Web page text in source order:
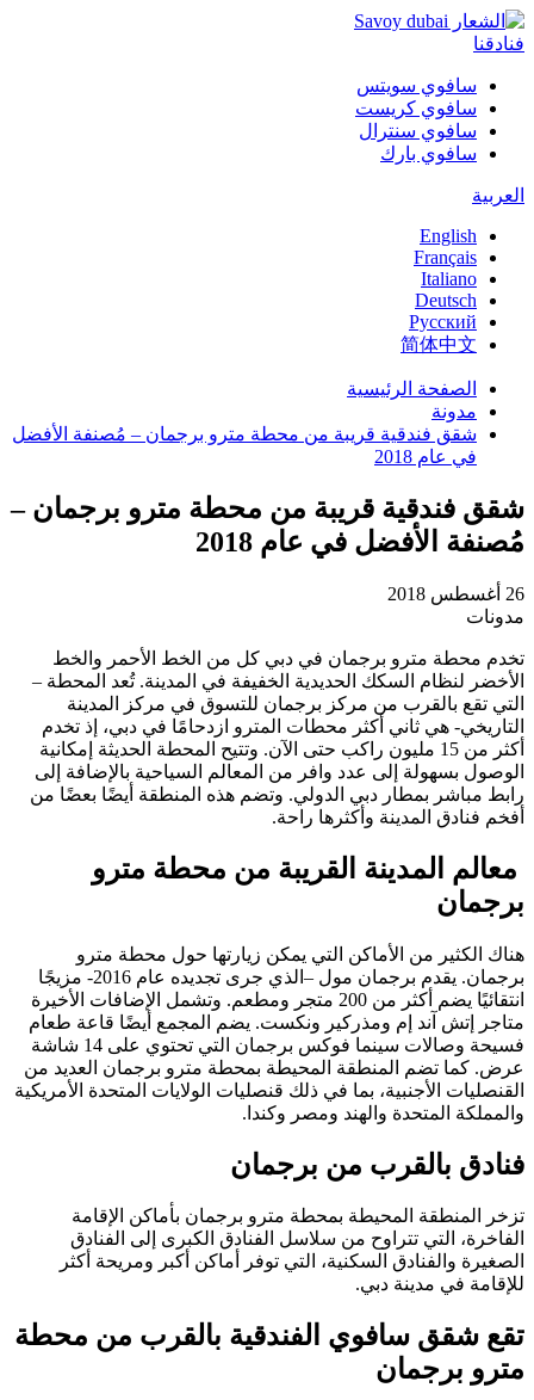
فنادقنا
سافوي سويتس
سافوي كريست
سافوي سنترال
سافوي بارك
العربية
English
Français
Italiano
Deutsch
Русский
简体中文
الصفحة الرئيسية
مدونة
شقق فندقية قريبة من محطة مترو برجمان – مُصنفة الأفضل
في عام 2018
شقق فندقية قريبة من محطة مترو برجمان –
مُصنفة الأفضل في عام 2018
26 أغسطس 2018
مدونات
تخدم محطة مترو برجمان في دبي كل من الخط الأحمر والخط
الأخضر لنظام السكك الحديدية الخفيفة في المدينة. تُعد المحطة –
التي تقع بالقرب من مركز برجمان للتسوق في مركز المدينة
التاريخي- هي ثاني أكثر محطات المترو ازدحامًا في دبي، إذ تخدم
أكثر من 15 مليون راكب حتى الآن. وتتيح المحطة الحديثة إمكانية
الوصول بسهولة إلى عدد وافر من المعالم السياحية بالإضافة إلى
رابط مباشر بمطار دبي الدولي. وتضم هذه المنطقة أيضًا بعضًا من
أفخم فنادق المدينة وأكثرها راحة.
معالم المدينة القريبة من محطة مترو
برجمان
هناك الكثير من الأماكن التي يمكن زيارتها حول محطة مترو
برجمان. يقدم برجمان مول –الذي جرى تجديده عام 2016- مزيجًا
انتقائيًا يضم أكثر من 200 متجر ومطعم. وتشمل الإضافات الأخيرة
متاجر إتش آند إم ومذركير ونكست. يضم المجمع أيضًا قاعة طعام
فسيحة وصالات سينما فوكس برجمان التي تحتوي على 14 شاشة
عرض. كما تضم المنطقة المحيطة بمحطة مترو برجمان العديد من
القنصليات الأجنبية، بما في ذلك قنصليات الولايات المتحدة الأمريكية
والمملكة المتحدة والهند ومصر وكندا.
فنادق بالقرب من برجمان
تزخر المنطقة المحيطة بمحطة مترو برجمان بأماكن الإقامة
الفاخرة، التي تتراوح من سلاسل الفنادق الكبرى إلى الفنادق
الصغيرة والفنادق السكنية، التي توفر أماكن أكبر ومريحة أكثر
للإقامة في مدينة دبي.
تقع شقق سافوي الفندقية بالقرب من محطة
مترو برجمان